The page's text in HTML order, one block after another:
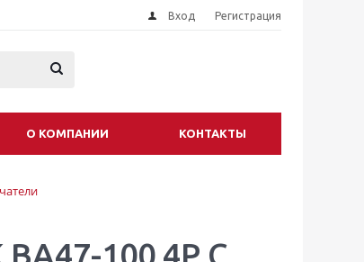
Вход Регистрация
О КОМПАНИИ КОНТАКТЫ
100 4P C